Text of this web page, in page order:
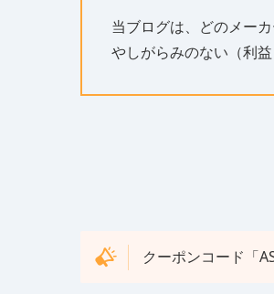
当ブログは、どのメー
やしがらみのない（利
クーポンコード「